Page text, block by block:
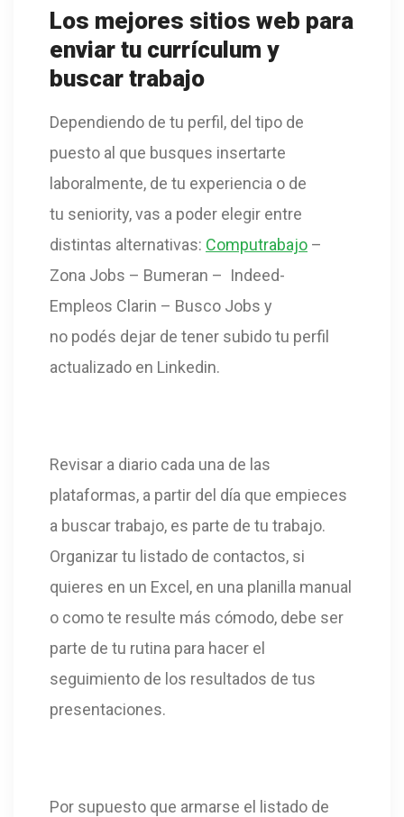
Los mejores sitios web para
enviar tu currículum y
buscar trabajo
Dependiendo de tu perfil, del tipo de
puesto al que busques insertarte
laboralmente, de tu experiencia o de
tu seniority, vas a poder elegir entre
distintas alternativas: Computrabajo –
Zona Jobs – Bumeran – Indeed-
Empleos Clarin – Busco Jobs y
no podés dejar de tener subido tu perfil
actualizado en Linkedin.
Revisar a diario cada una de las
plataformas, a partir del día que empieces
a buscar trabajo, es parte de tu trabajo.
Organizar tu listado de contactos, si
quieres en un Excel, en una planilla manual
o como te resulte más cómodo, debe ser
parte de tu rutina para hacer el
seguimiento de los resultados de tus
presentaciones.
Por supuesto que armarse el listado de